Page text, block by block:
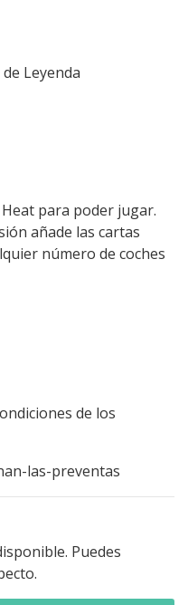
Leyenda
para poder jugar.
añade las cartas
número de coches
de los
las-preventas
Puedes